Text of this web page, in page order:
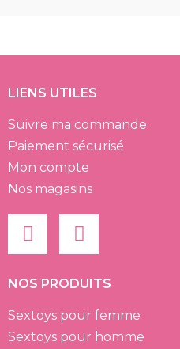
LIENS UTILES
Suivre ma commande
Paiement sécurisé
Mon compte
Nos magasins
NOS PRODUITS
Sextoys pour femme
Sextoys pour homme